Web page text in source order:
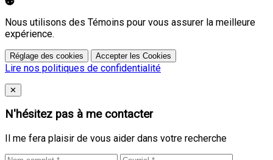
Nous utilisons des Témoins pour vous assurer la meilleure
expérience.
Réglage des cookies Accepter les Cookies
Lire nos politiques de confidentialité
Close
✕
N'hésitez pas à me contacter
Il me fera plaisir de vous aider dans votre recherche